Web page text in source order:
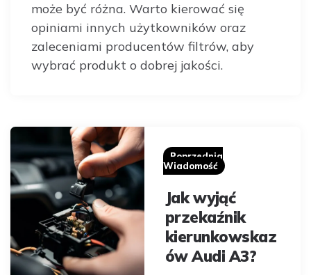
może być różna. Warto kierować się
opiniami innych użytkowników oraz
zaleceniami producentów filtrów, aby
wybrać produkt o dobrej jakości.
Post
navigation
Poprzednia
Wiadomość
Jak wyjąć
przekaźnik
kierunkowskaz
ów Audi A3?